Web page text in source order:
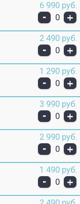
6 990 руб.
- 0 +
2 490 руб.
- 0 +
1 290 руб.
- 0 +
3 990 руб.
- 0 +
2 990 руб.
- 0 +
1 490 руб.
- 0 +